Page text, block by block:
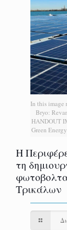
In this image
Bryo:
HANDOUT
Green
H
τη
Τρικάλων